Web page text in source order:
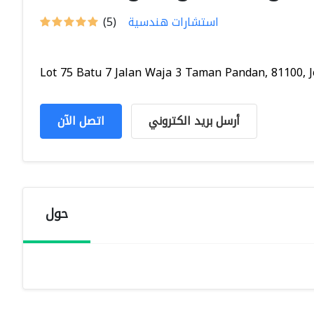
(5) استشارات هندسية
Lot 75 Batu 7 Jalan Waja 3 Taman Pandan, 81100,
اتصل الآن أرسل بريد الكتروني
حول